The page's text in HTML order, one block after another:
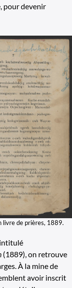
pour devenir
livre de prières, 1889.
(1889), on retrouve
À la mine de
avoir inscrit